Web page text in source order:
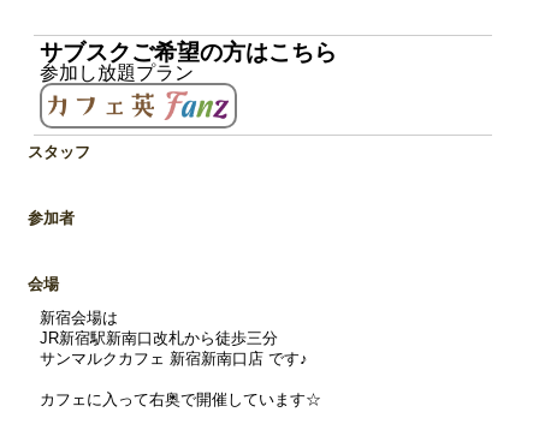
サブスクご希望の方はこちら
参加し放題プラン
スタッフ
参加者
会場
新宿会場は
JR新宿駅新南口改札から徒歩三分
サンマルクカフェ 新宿新南口店 です♪
カフェに入って右奥で開催しています☆